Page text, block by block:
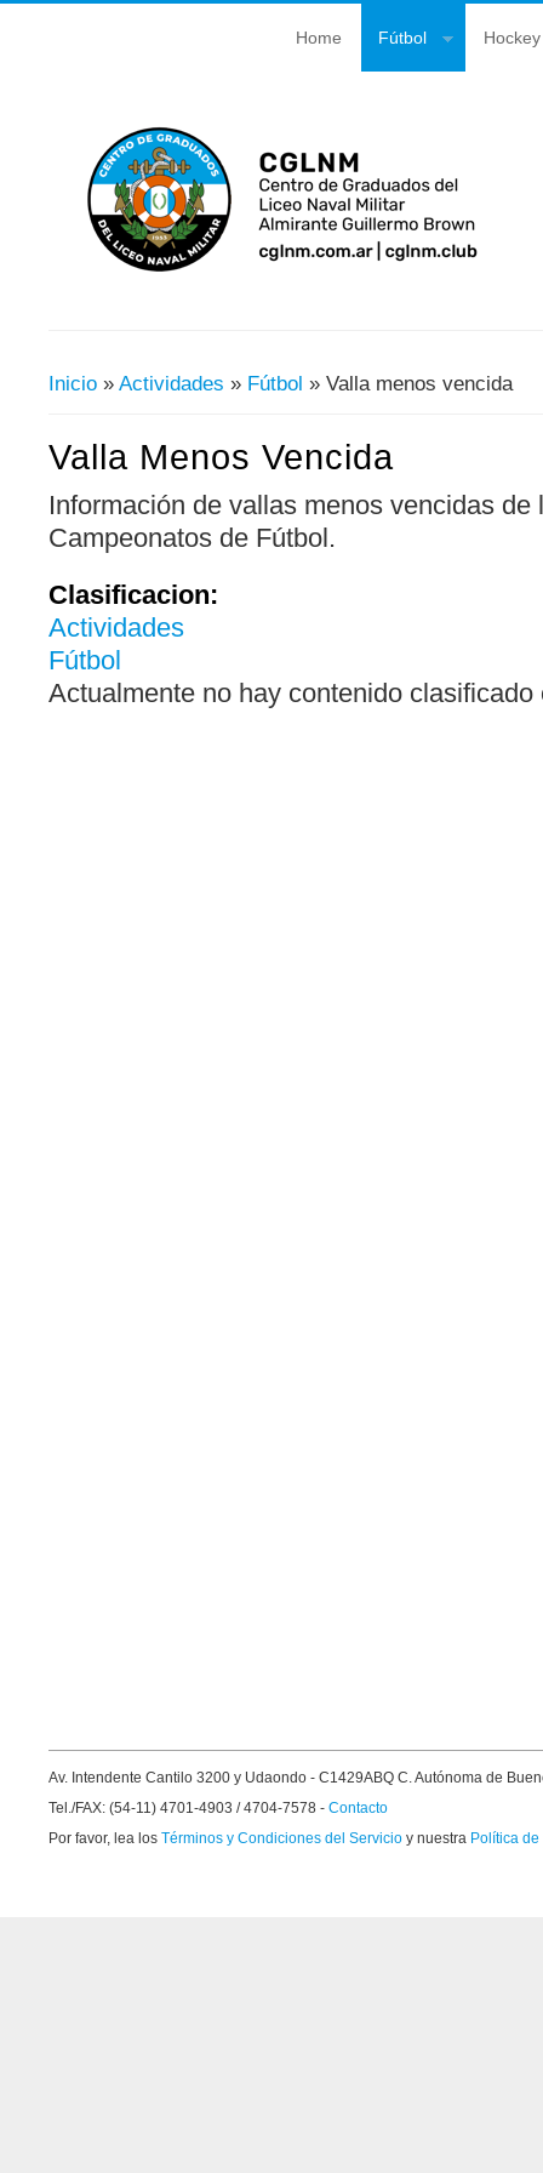
Home Fútbol Hockey
Inicio » Actividades » Fútbol » Valla menos vencida
Valla Menos Vencida
Información de vallas menos vencidas de
Campeonatos de Fútbol.
Clasificacion:
Actividades
Fútbol
Actualmente no hay contenido clasificado
Av. Intendente Cantilo 3200 y Udaondo - C1429ABQ C. Autónoma de
Tel./FAX: (54-11) 4701-4903 / 4704-7578 - Contacto
Por favor, lea los Términos y Condiciones del Servicio y nuestra Política